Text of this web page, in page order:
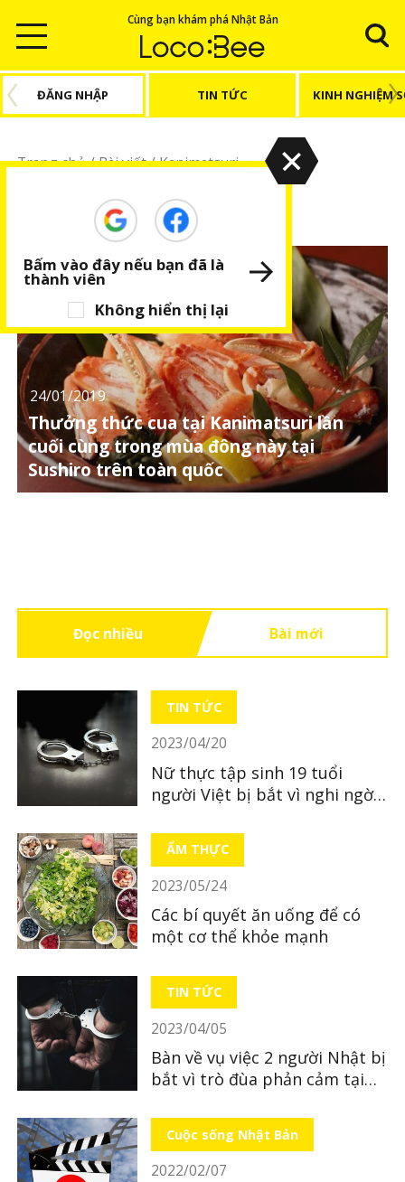
Cùng bạn khám phá Nhật Bản
ĐĂNG NHẬP TIN TỨC KINH NGHIỆM
Trang chủ/Bài viết/Kanimatsuri
Kanimatsuri
24/01/2019
Thưởng thức cua tại Kanimatsuri lần
cuối cùng trong mùa đông này tại
Sushiro trên toàn quốc
Đọc nhiều Bài mới
TIN TỨC
2023/04/20
Nữ thực tập sinh 19 tuổi
người Việt bị bắt vì nghi ngờ
ẨM THỰC
2023/05/24
Các bí quyết ăn uống để có
một cơ thể khỏe mạnh
TIN TỨC
2023/04/05
Bàn về vụ việc 2 người Nhật bị
bắt vì trò đùa phản cảm tại
Cuộc sống Nhật Bản
2022/02/07
Không hiển thị lại
Bấm vào đây nếu bạn đã là
thành viên